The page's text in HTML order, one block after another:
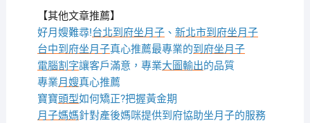
【其他文章推薦】
好月嫂難尋!台北到府坐月子、 新北市到府坐月子
台中到府坐月子真心推薦最專業的到府坐月子
電腦割字讓客戶滿意，專業大圖輸出的品質
專業月嫂真心推薦
寶寶頭型如何矯正?把握黃金期
月子媽媽針對產後媽咪提供到府協助坐月子的服務